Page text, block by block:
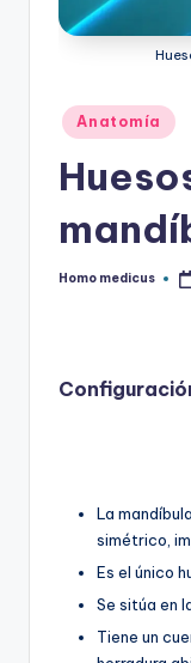
Publicado
en
Anatomía
Publicado
Homo medicus
La
simétrico,
Es el único
Se sitúa en
Tiene un